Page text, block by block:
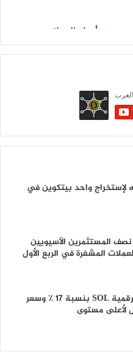
لإستخراج واحد بيتكوين في
المستثمرين الآسيويين
المشفرة في الربع الأول
ارتفاع العملة الرقمية SOL بنسبة 17 ٪ وسعر